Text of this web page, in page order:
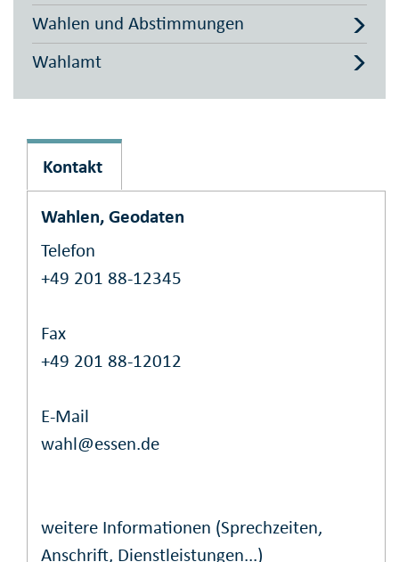
Wahlen und Abstimmungen
Wahlamt
Kontakt
Wahlen, Geodaten
Telefon
+49 201 88-12345
Fax
+49 201 88-12012
E-Mail
wahl@essen.de
weitere Informationen (Sprechzeiten,
Anschrift, Dienstleistungen...)